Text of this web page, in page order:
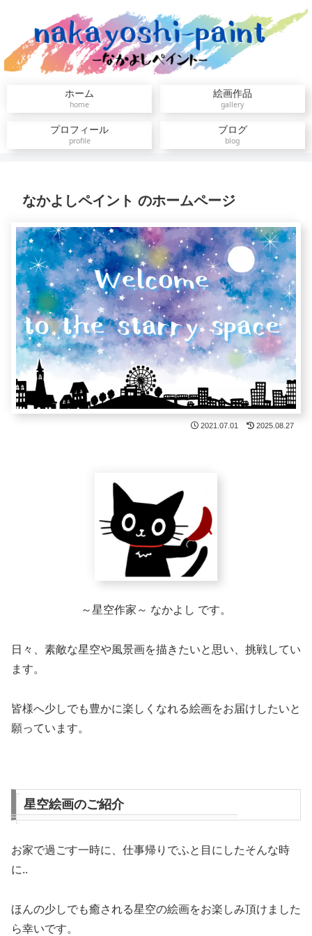
ホーム
home
絵画作品
gallery
プロフィール
profile
ブログ
blog
なかよしペイント のホームページ
2021.07.01 2025.08.27
～星空作家～ なかよし です。
日々、素敵な星空や風景画を描きたいと思い、挑戦してい
ます。
皆様へ少しでも豊かに楽しくなれる絵画をお届けしたいと
願っています。
星空絵画のご紹介
お家で過ごす一時に、仕事帰りでふと目にしたそんな時
に..
ほんの少しでも癒される星空の絵画をお楽しみ頂けました
ら幸いです。